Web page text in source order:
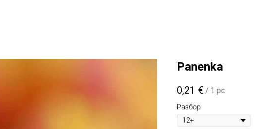
Panenka
0,21 € / 1 pc
Разбор